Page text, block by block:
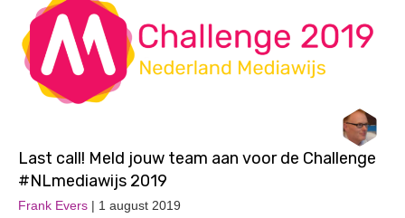
Last call! Meld jouw team aan voor de Challenge
#NLmediawijs 2019
Frank Evers | 1 august 2019